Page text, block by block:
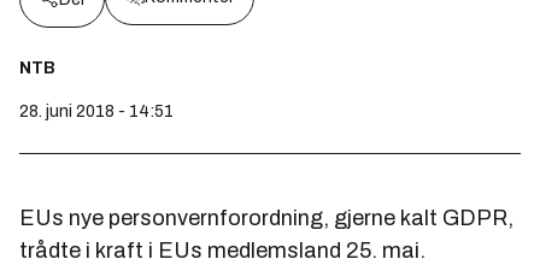
NTB
28. juni 2018 - 14:51
EUs nye personvernforordning, gjerne kalt GDPR,
trådte i kraft i EUs medlemsland 25. mai.